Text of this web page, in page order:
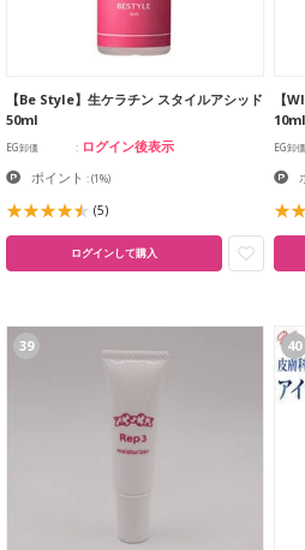
【Be Style】生ケラチン スタイルアシッド
50ml
EG卸価 ログイン後表示
ポイント :(1%)
(5)
ログインして購入
【
10ml
EG卸価
39 40